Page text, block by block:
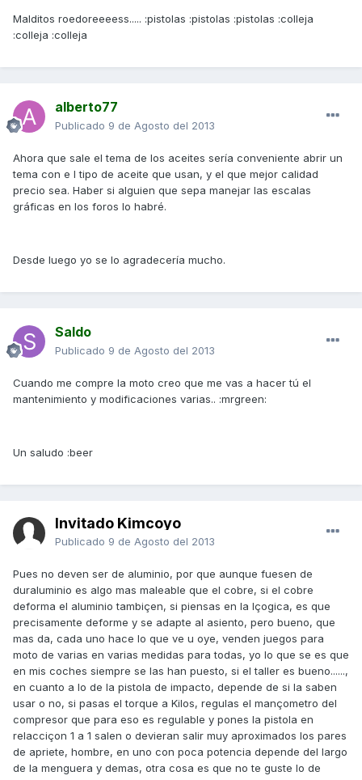
Malditos roedoreeeess..... :pistolas :pistolas :pistolas :colleja
:colleja :colleja
alberto77
Publicado 9 de Agosto del 2013
Ahora que sale el tema de los aceites sería conveniente abrir un
tema con e l tipo de aceite que usan, y el que mejor calidad
precio sea. Haber si alguien que sepa manejar las escalas
gráficas en los foros lo habré.
Desde luego yo se lo agradecería mucho.
Saldo
Publicado 9 de Agosto del 2013
Cuando me compre la moto creo que me vas a hacer tú el
mantenimiento y modificaciones varias.. :mrgreen:
Un saludo :beer
Invitado Kimcoyo
Publicado 9 de Agosto del 2013
Pues no deven ser de aluminio, por que aunque fuesen de
duraluminio es algo mas maleable que el cobre, si el cobre
deforma el aluminio tambiçen, si piensas en la lçogica, es que
precisamente deforme y se adapte al asiento, pero bueno, que
mas da, cada uno hace lo que ve u oye, venden juegos para
moto de varias en varias medidas para todas, yo lo que se es que
en mis coches siempre se las han puesto, si el taller es bueno......,
en cuanto a lo de la pistola de impacto, depende de si la saben
usar o no, si pasas el torque a Kilos, regulas el mançometro del
compresor que para eso es regulable y pones la pistola en
relacciçon 1 a 1 salen o devieran salir muy aproximados los pares
de apriete, hombre, en uno con poca potencia depende del largo
de la menguera y demas, otra cosa es que no te guste lo de